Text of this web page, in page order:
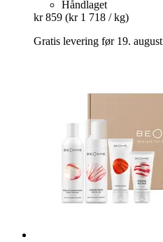
Håndlaget
kr 859 (kr 1 718 / kg)
Gratis levering før 19. august